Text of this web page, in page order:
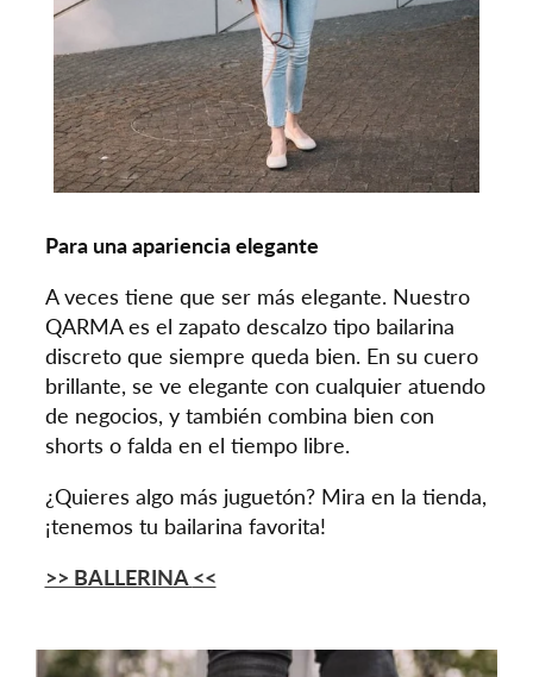
Para una apariencia elegante
A veces tiene que ser más elegante. Nuestro
QARMA es el zapato descalzo tipo bailarina
discreto que siempre queda bien. En su cuero
brillante, se ve elegante con cualquier atuendo
de negocios, y también combina bien con
shorts o falda en el tiempo libre.
¿Quieres algo más juguetón? Mira en la tienda,
¡tenemos tu bailarina favorita!
>> BALLERINA <<